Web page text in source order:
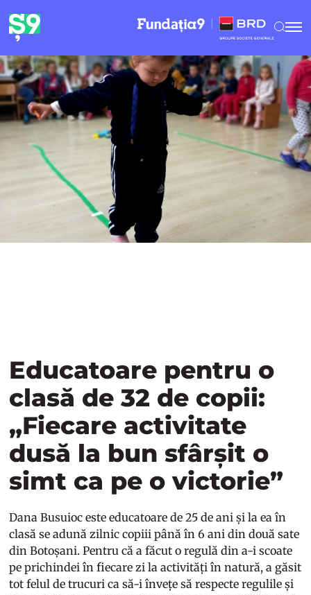
Educatoare pentru o
clasă de 32 de copii:
„Fiecare activitate
dusă la bun sfârșit o
simt ca pe o victorie”
Dana Busuioc este educatoare de 25 de ani și la ea în
clasă se adună zilnic copiii până în 6 ani din două sate
din Botoșani. Pentru că a făcut o regulă din a-i scoate
pe prichindei în fiecare zi la activități în natură, a găsit
tot felul de trucuri ca să-i învețe să respecte regulile și